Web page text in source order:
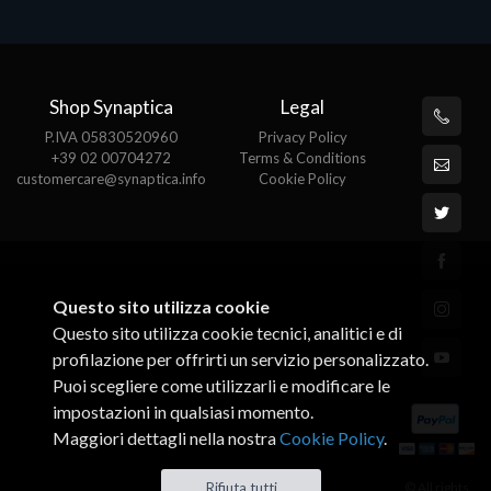
Shop Synaptica
P.IVA 05830520960
+39 02 00704272
customercare@synaptica.info
Legal
Privacy Policy
Terms & Conditions
Cookie Policy
Questo sito utilizza cookie
Questo sito utilizza cookie tecnici, analitici e di
profilazione per offrirti un servizio personalizzato.
Puoi scegliere come utilizzarli e modificare le
impostazioni in qualsiasi momento.
Maggiori dettagli nella nostraCookie Policy.